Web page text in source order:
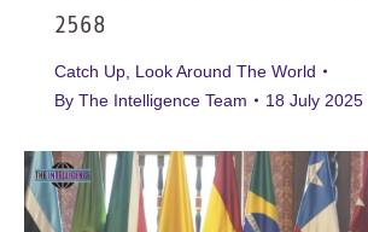
2568
Catch Up Look Around The World
By The Intelligence Team 18 July 2025